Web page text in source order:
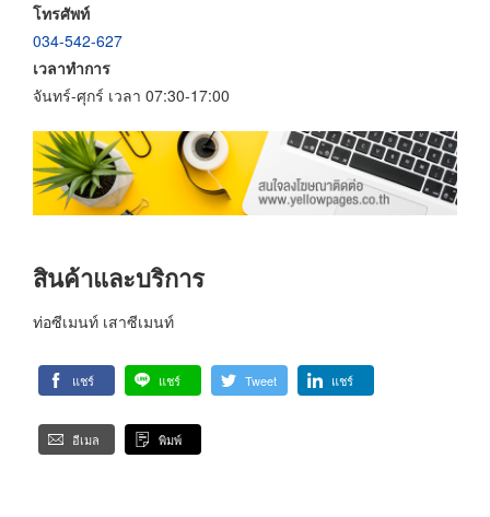
โทรศัพท์
034-542-627
เวลาทำการ
จันทร์-ศุกร์ เวลา 07:30-17:00
สินค้าและบริการ
ท่อซีเมนท์ เสาซีเมนท์
แชร์ แชร์ Tweet แชร์
อีเมล พิมพ์